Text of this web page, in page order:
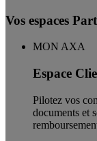
Vos espaces
MON AXA
Espace
Pilotez vos
documents et